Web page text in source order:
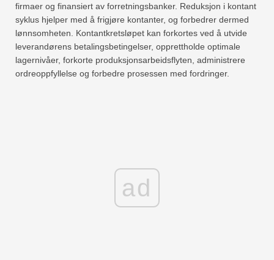
firmaer og finansiert av forretningsbanker. Reduksjon i kontant
syklus hjelper med å frigjøre kontanter, og forbedrer dermed
lønnsomheten. Kontantkretsløpet kan forkortes ved å utvide
leverandørens betalingsbetingelser, opprettholde optimale
lagernivåer, forkorte produksjonsarbeidsflyten, administrere
ordreoppfyllelse og forbedre prosessen med fordringer.
ad